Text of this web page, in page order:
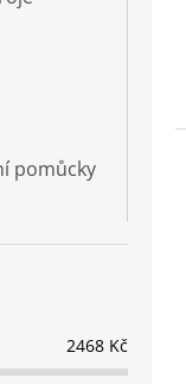
pomůcky
2468 Kč